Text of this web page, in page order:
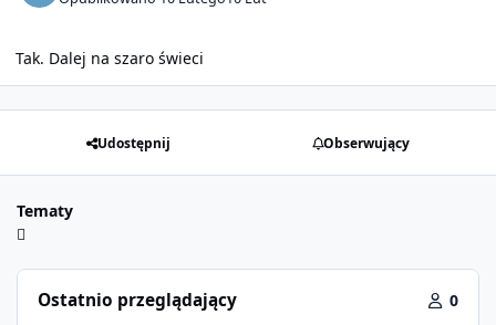
Tak. Dalej na szaro świeci
Udostępnij Obserwujący
Tematy
Ostatnio przeglądający 0